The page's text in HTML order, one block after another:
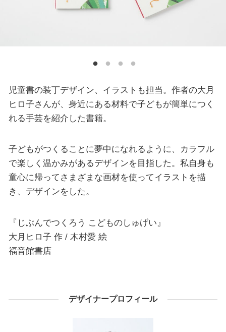
児童書の装丁デザイン、イラストも担当。作者の大月
ヒロ子さんが、身近にある材料で子どもが簡単につく
れる手芸を紹介した書籍。
子どもがつくることに夢中になれるように、カラフル
で楽しく温かみがあるデザインを目指した。私自身も
童心に帰ってさまざまな画材を使ってイラストを描
き、デザインをした。
『じぶんでつくろう こどものしゅげい』
大月ヒロ子 作 / 木村愛 絵
福音館書店
デザイナープロフィール